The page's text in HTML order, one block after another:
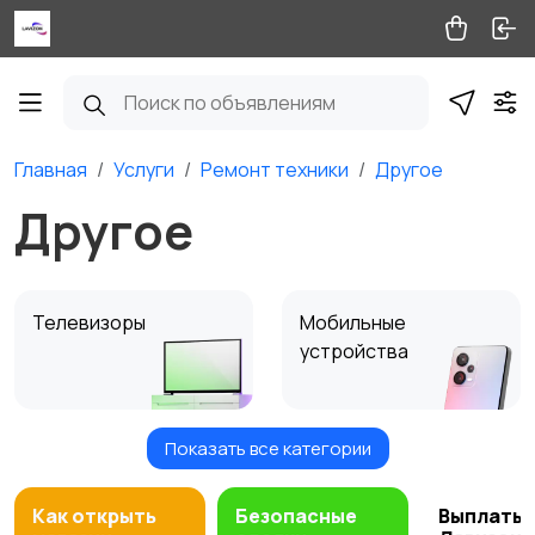
Главная Услуги Ремонт техники Другое
Другое
Телевизоры
Мобильные
устройства
Стиральные,
сушильные машины
Посудомоечные
машины
Показать все категории
Как открыть
Безопасные
Выплаты